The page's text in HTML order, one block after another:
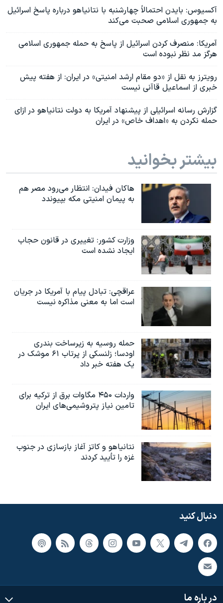
آکسیوس: بایدن احتمالاً چهارشنبه با نتانیاهو درباره پاسخ اسرائيل
به جمهوری اسلامی صحبت می‌کند
آمریکا: منصرف کردن اسرائیل از پاسخ به حمله جمهوری اسلامی
هرگز مد نظر نبوده است
رویترز به نقل از «دو مقام ارشد امنیتی» در ایران: از هفته پیش
خبری از اسماعیل قاآنی نیست
گزارش رسانه‌ اسرائيلی از پیشنهاد آمریکا به دولت نتانیاهو در ازای
حمله نکردن به «اهداف خاص» در ایران
بیشتر بخوانید
هاکان فیدان: انتظار می‌رود مصر هم
به پیمان امنیتی مکه بپیوندد
وزارت کشور: تغییری در قانون حجاب
ایجاد نشده است
عراقچی: تبادل پیام با آمریکا در جریان
است اما به معنی مذاکره نیست
حمله روسیه به زیرساخت بندری
اودسا؛ زلنسکی از پرتاب ۶۱ موشک در
یک هفته خبر داد
واردات ۴۵۰ مگاوات برق از ترکیه برای
تامین نیاز پتروشیمی‌های ایران
نتانیاهو و کاتز آغاز بازسازی در جنوب
غزه را تأیید کردند
دنبال کنید
در باره ما